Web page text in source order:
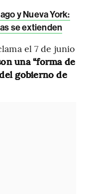
y Nueva York:
se extienden
el 7 de junio
una “forma de
gobierno de